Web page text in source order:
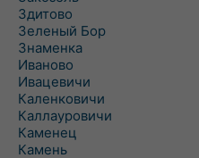
Здитово
Зеленый Бор
Знаменка
Иваново
Ивацевичи
Каленковичи
Каллауровичи
Каменец
Камень